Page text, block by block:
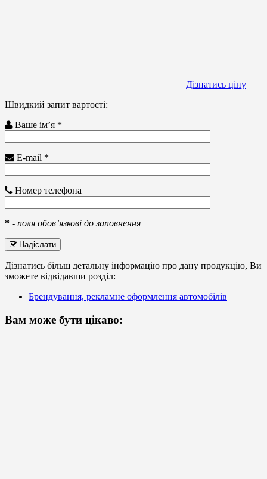
Дізнатись ціну
Швидкий запит вартості:
Ваше ім’я *
E-mail *
Номер телефона
* - поля обов’язкові до заповнення
Надіслати
Дізнатись більш детальну інформацію про дану продукцію, Ви
зможете відвідавши розділ:
Брендування, рекламне оформлення автомобілів
Вам може бути цікаво: